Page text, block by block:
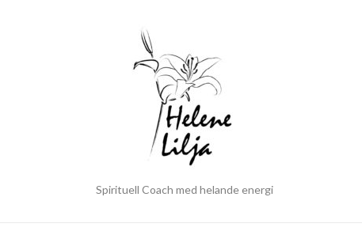
Spirituell Coach med helande energi